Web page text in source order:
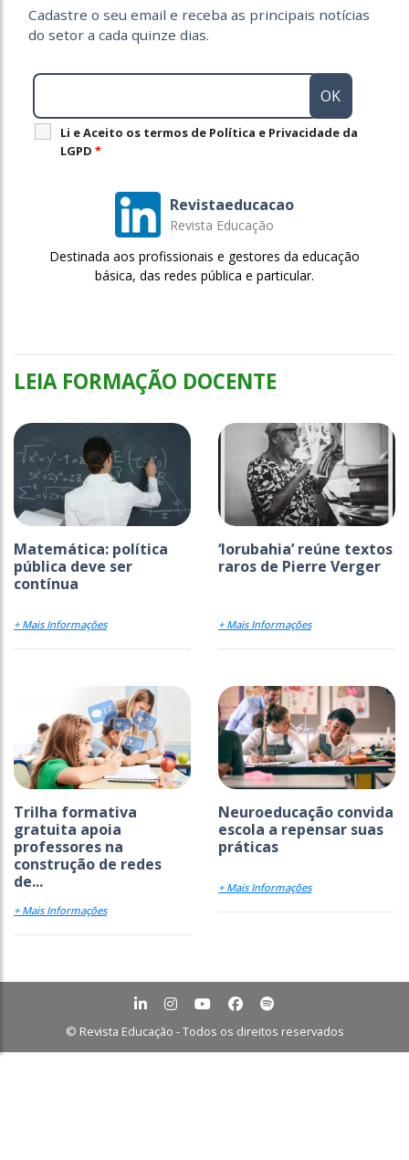
Cadastre o seu email e receba as principais notícias
do setor a cada quinze dias.
Li e Aceito os termos de Política e Privacidade da
LGPD *
Revistaeducacao
Revista Educação
Destinada aos profissionais e gestores da educação
básica, das redes pública e particular.
LEIA FORMAÇÃO DOCENTE
Matemática: política
pública deve ser
contínua
+ Mais Informações
‘Iorubahia’ reúne textos
raros de Pierre Verger
+ Mais Informações
Trilha formativa
gratuita apoia
professores na
construção de redes
de...
+ Mais Informações
Neuroeducação convida
escola a repensar suas
práticas
+ Mais Informações
© Revista Educação - Todos os direitos reservados